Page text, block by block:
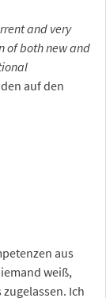
and very
of both new and
auf den
aus
weiß,
Ich